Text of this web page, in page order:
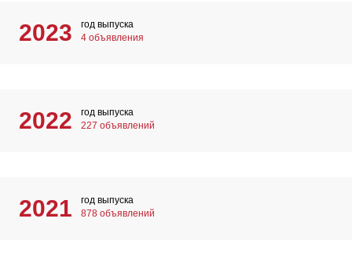
2023
год выпуска
4 объявления
2022
год выпуска
227 объявлений
2021
год выпуска
878 объявлений